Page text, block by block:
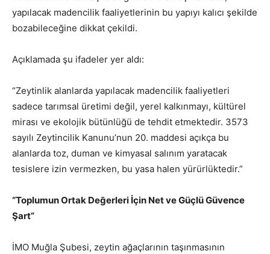
yapılacak madencilik faaliyetlerinin bu yapıyı kalıcı şekilde
bozabileceğine dikkat çekildi.
Açıklamada şu ifadeler yer aldı:
“Zeytinlik alanlarda yapılacak madencilik faaliyetleri
sadece tarımsal üretimi değil, yerel kalkınmayı, kültürel
mirası ve ekolojik bütünlüğü de tehdit etmektedir. 3573
sayılı Zeytincilik Kanunu’nun 20. maddesi açıkça bu
alanlarda toz, duman ve kimyasal salınım yaratacak
tesislere izin vermezken, bu yasa halen yürürlüktedir.”
“Toplumun Ortak Değerleri İçin Net ve Güçlü Güvence
Şart”
İMO Muğla Şubesi, zeytin ağaçlarının taşınmasının